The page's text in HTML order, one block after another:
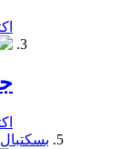
بسکتبال